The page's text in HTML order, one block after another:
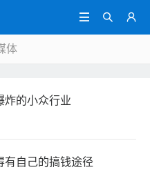



体
炸的小众行业
有自己的搞钱途径